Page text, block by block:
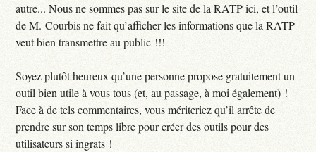
autre... Nous ne sommes pas sur le site de la RATP ici, et l’outil
de M. Courbis ne fait qu’afficher les informations que la RATP
veut bien transmettre au public !!!
Soyez plutôt heureux qu’une personne propose gratuitement un
outil bien utile à vous tous (et, au passage, à moi également) !
Face à de tels commentaires, vous mériteriez qu’il arrête de
prendre sur son temps libre pour créer des outils pour des
utilisateurs si ingrats !